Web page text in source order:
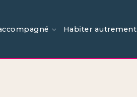
Habiter autrement